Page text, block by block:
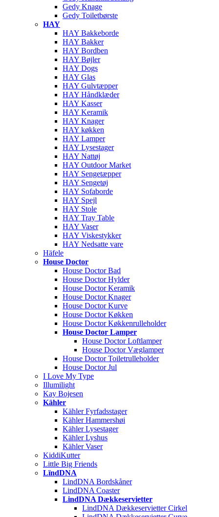
Gedy Knage
Gedy Toiletbørste
HAY
HAY Bakkeborde
HAY Bakker
HAY Bordben
HAY Bøjler
HAY Dogs
HAY Glas
HAY Gulvtæpper
HAY Håndklæder
HAY Kasser
HAY Keramik
HAY Knager
HAY køkken
HAY Lamper
HAY Lysestager
HAY Nattøj
HAY Outdoor Market
HAY Sengetæpper
HAY Sengetøj
HAY Sofaborde
HAY Spejl
HAY Stole
HAY Tray Table
HAY Vaser
HAY Viskestykker
HAY Nedsatte vare
Häfele
House Doctor
House Doctor Bad
House Doctor Hylder
House Doctor Keramik
House Doctor Knager
House Doctor Kurve
House Doctor Køkken
House Doctor Køkkenrulleholder
House Doctor Lamper
House Doctor Loftlamper
House Doctor Væglamper
House Doctor Toiletrulleholder
House Doctor Jul
I Love My Type
Illumilight
Kay Bojesen
Kähler
Kähler Fyrfadsstager
Kähler Hammershøi
Kähler Lysestager
Kähler Lyshus
Kähler Vaser
KiddiKutter
Little Big Friends
LïndDNA
LindDNA Bordskåner
LindDNA Coaster
LindDNA Dækkeservietter
LindDNA Dækkeservietter Cirkel